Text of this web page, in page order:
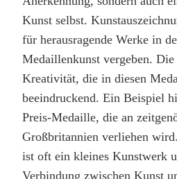
Kunst selbst.
für herausragende Werke in
Medaillenkunst vergeben.
Kreativität, die in diesen
beeindruckend. Ein Beispiel
Preis-Medaille, die an
Großbritannien verliehen
ist oft ein kleines Kunstwerk
Verbindung zwischen Kunst